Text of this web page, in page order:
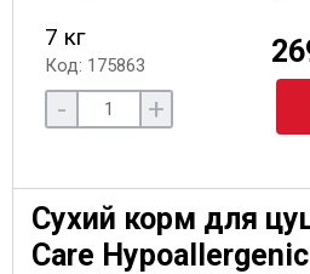
7 кг
Код: 175863
- +
Сухий корм для
Care